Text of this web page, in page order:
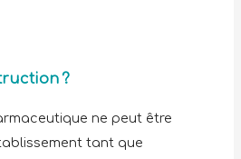
?
ne peut être
tant que